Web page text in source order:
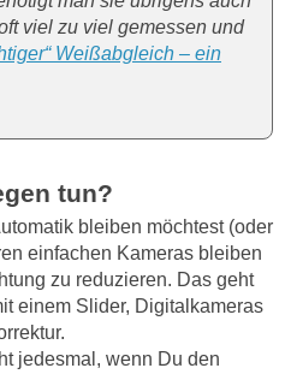
viel zu viel gemessen und
Weißabgleich – ein
tun?
bleiben möchtest (oder
einfachen Kameras bleiben
zu reduzieren. Das geht
einem Slider, Digitalkameras
jedesmal, wenn Du den